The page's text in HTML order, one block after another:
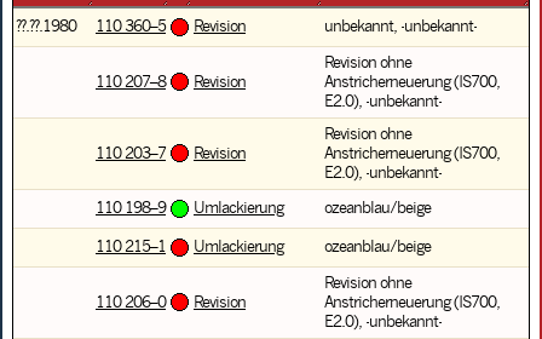
??.??.1980 110 360–5 Revision unbekannt, -unbekannt-
110 207–8 Revision
Revision ohne
Anstricherneuerung (IS700,
E2.0), -unbekannt-
110 203–7 Revision
Revision ohne
Anstricherneuerung (IS700,
E2.0), -unbekannt-
110 198–9 Umlackierung ozeanblau/beige
110 215–1 Umlackierung ozeanblau/beige
110 206–0 Revision
Revision ohne
Anstricherneuerung (IS700,
E2.0), -unbekannt-